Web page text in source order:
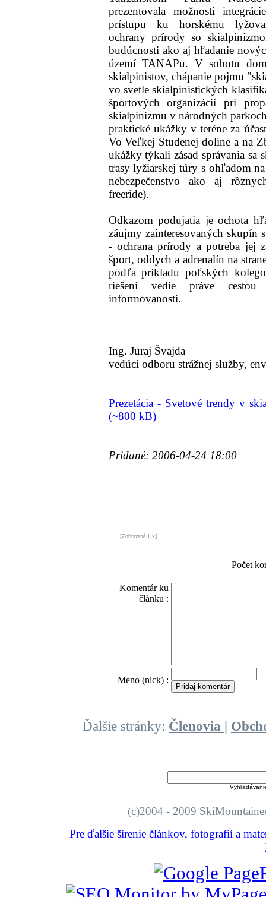
prezentovala možnosti
prístupu ku horskému
ochrany prírody so
budúcnosti ako aj hľadanie
území TANAPu. V sobotu
skialpinistov, chápanie pojmu
vo svetle skialpinistických
športových organizácií pri
skialpinizmu v národných
praktické ukážky v teréne za
Vo Veľkej Studenej doline a na
ukážky týkali zásad správania sa
trasy lyžiarskej túry s ohľadom
nebezpečenstvo ako aj
freeride).
Odkazom podujatia je ochota
záujmy zainteresovaných
- ochrana prírody a potreba jej
šport, oddych a adrenalín na
podľa príkladu poľských
riešení vedie práve
informovanosti.
Ing. Juraj Švajda
vedúci odboru strážnej služby,
Prezetácia - Svetové trendy v
(~800 kB)
Pridané: 2006-04-24 18:00
[Zobrazené 1 x]
Počet
Komentár ku
článku :
Meno (nick) :
Ďalšie stránky: Členovia |
(c)2004 - 2009
Pre ďalšie šírenie článkov, fotografií a